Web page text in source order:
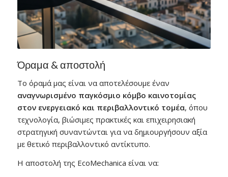
Όραμα & αποστολή
Το όραμά μας είναι να αποτελέσουμε έναν
αναγνωρισμένο παγκόσμιο κόμβο καινοτομίας
στον ενεργειακό και περιβαλλοντικό τομέα, όπου
τεχνολογία, βιώσιμες πρακτικές και επιχειρησιακή
στρατηγική συναντώνται για να δημιουργήσουν αξία
με θετικό περιβαλλοντικό αντίκτυπο.
Η αποστολή της EcoMechanica είναι να: